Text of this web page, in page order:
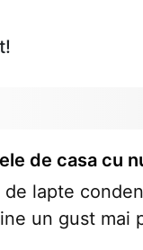
de casa cu
lapte
un gust mai